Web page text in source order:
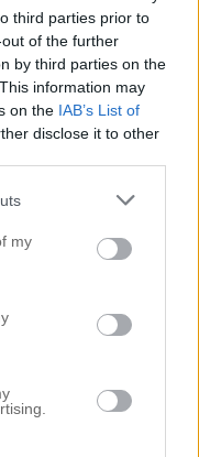
third parties prior to
of the further
by third parties on the
information may
on the IAB’s List of
disclose it to other
my